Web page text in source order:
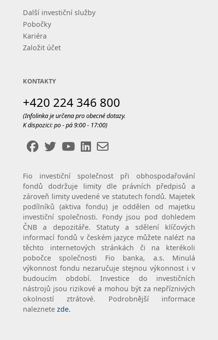
Další investiční služby
Pobočky
Kariéra
Založit účet
KONTAKTY
+420 224 346 800
(Infolinka je určena pro obecné dotazy.
K dispozici: po - pá 9:00 - 17:00)
Fio investiční společnost při obhospodařování
fondů dodržuje limity dle právních předpisů a
zároveň limity uvedené ve statutech fondů. Majetek
podílníků (aktiva fondu) je oddělen od majetku
investiční společnosti. Fondy jsou pod dohledem
ČNB a depozitáře. Statuty a sdělení klíčových
informací fondů v českém jazyce můžete nalézt na
těchto internetových stránkách či na kterékoli
pobočce společnosti Fio banka, a.s. Minulá
výkonnost fondu nezaručuje stejnou výkonnost i v
budoucím období. Investice do investičních
nástrojů jsou rizikové a mohou být za nepříznivých
okolností ztrátové. Podrobnější informace
naleznete zde.